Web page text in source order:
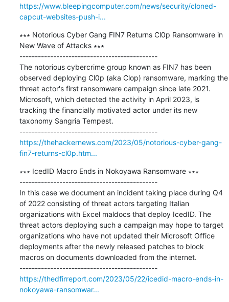
https://www.bleepingcomputer.com/news/security/cloned-
capcut-websites-push-i...
∗∗∗ Notorious Cyber Gang FIN7 Returns Cl0p Ransomware in
New Wave of Attacks ∗∗∗
---------------------------------------------
The notorious cybercrime group known as FIN7 has been
observed deploying Cl0p (aka Clop) ransomware, marking the
threat actor's first ransomware campaign since late 2021.
Microsoft, which detected the activity in April 2023, is
tracking the financially motivated actor under its new
taxonomy Sangria Tempest.
---------------------------------------------
https://thehackernews.com/2023/05/notorious-cyber-gang-
fin7-returns-cl0p.htm...
∗∗∗ IcedID Macro Ends in Nokoyawa Ransomware ∗∗∗
---------------------------------------------
In this case we document an incident taking place during Q4
of 2022 consisting of threat actors targeting Italian
organizations with Excel maldocs that deploy IcedID. The
threat actors deploying such a campaign may hope to target
organizations who have not updated their Microsoft Office
deployments after the newly released patches to block
macros on documents downloaded from the internet.
---------------------------------------------
https://thedfirreport.com/2023/05/22/icedid-macro-ends-in-
nokoyawa-ransomwar...